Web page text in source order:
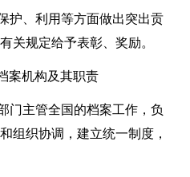
护、利用等方面做出突出贡
关规定给予表彰、奖励。
机构及其职责
门主管全国的档案工作，负
组织协调，建立统一制度，